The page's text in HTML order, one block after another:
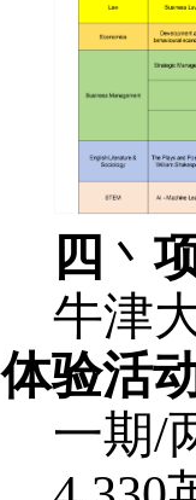
四 丶
牛津
体验活
一期/